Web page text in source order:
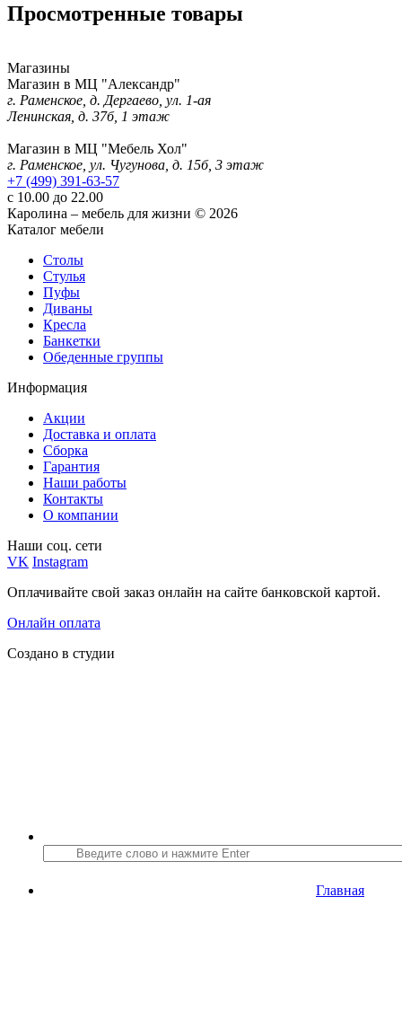
Просмотренные товары
Магазины
Магазин в МЦ "Александр"
г. Раменское, д. Дергаево, ул. 1-ая
Ленинская, д. 37б, 1 этаж
Магазин в МЦ "Мебель Хол"
г. Раменское, ул. Чугунова, д. 15б, 3 этаж
+7 (499) 391-63-57
с 10.00 до 22.00
Каролина – мебель для жизни © 2026
Каталог мебели
Столы
Стулья
Пуфы
Диваны
Кресла
Банкетки
Обеденные группы
Информация
Акции
Доставка и оплата
Сборка
Гарантия
Наши работы
Контакты
О компании
Наши соц. сети
VK Instagram
Оплачивайте свой заказ онлайн на сайте банковской картой.
Онлайн оплата
Создано в студии
Главная